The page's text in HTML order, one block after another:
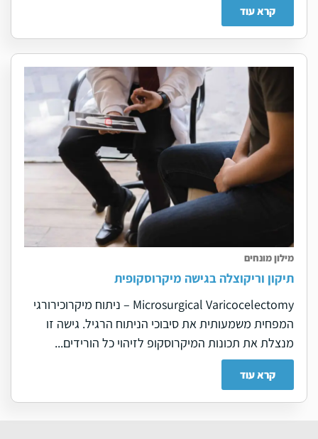
קרא עוד
מילון מונחים
תיקון וריקוצלה בגישה מיקרוסקופית
Microsurgical Varicocelectomy – ניתוח מיקרוכירורגי
המפחית משמעותית את סיבוכי הניתוח הרגיל. גישה זו
מנצלת את תכונות המיקרוסקופ לזיהוי כל הורידים...
קרא עוד